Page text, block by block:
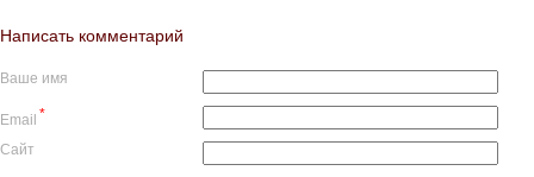
Написать комментарий
Ваше имя
Email *
Сайт